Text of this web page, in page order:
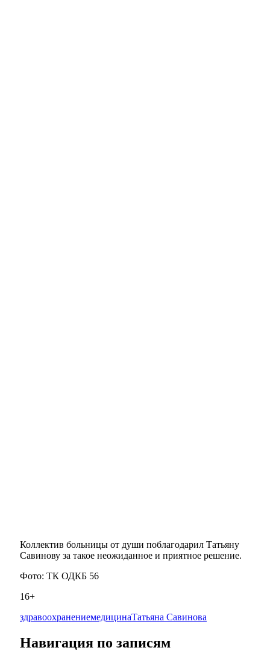
Коллектив больницы от души поблагодарил Татьяну
Савинову за такое неожиданное и приятное решение.
Фото: ТК ОДКБ 56
16+
здравоохранениемедицинаТатьяна Савинова
Навигация по записям